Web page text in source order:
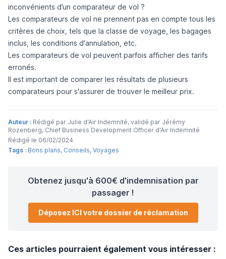
inconvénients d’un comparateur de vol ?
Les comparateurs de vol ne prennent pas en compte tous les
critères de choix, tels que la classe de voyage, les bagages
inclus, les conditions d'annulation, etc.
Les comparateurs de vol peuvent parfois afficher des tarifs
erronés.
Il est important de comparer les résultats de plusieurs
comparateurs pour s'assurer de trouver le meilleur prix.
Auteur : Rédigé par Julie d'Air Indemnité, validé par Jérémy
Rozenberg, Chief Business Development Officer d'Air Indemnité
Rédigé le 06/02/2024
Tags : Bons plans, Conseils, Voyages
Obtenez jusqu'à 600€ d'indemnisation par
passager !
Déposez ICI votre dossier de réclamation
Ces articles pourraient également vous intéresser :